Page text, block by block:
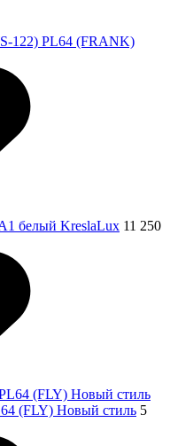
122) PL64 (FRANK)
белый KreslaLux 11 250
(FLY) Новый стиль 5